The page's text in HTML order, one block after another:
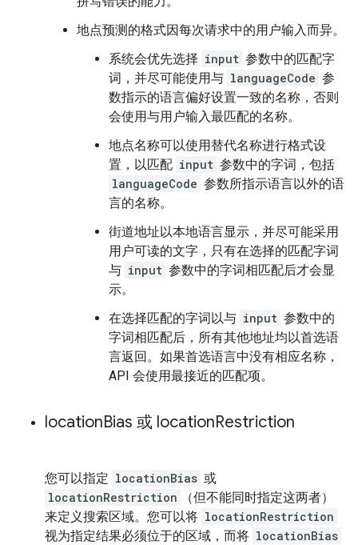
地点预测的格式因每次请求中的用户输入而异。
系统会优先选择 input 参数中的匹配字
词，并尽可能使用与 languageCode 参
数指示的语言偏好设置一致的名称，否则
会使用与用户输入最匹配的名称。
地点名称可以使用替代名称进行格式设
置，以匹配 input 参数中的字词，包括
languageCode 参数所指示语言以外的语
言的名称。
街道地址以本地语言显示，并尽可能采用
用户可读的文字，只有在选择的匹配字词
与 input 参数中的字词相匹配后才会显
示。
在选择匹配的字词以与 input 参数中的
字词相匹配后，所有其他地址均以首选语
言返回。如果首选语言中没有相应名称，
API 会使用最接近的匹配项。
locationBias 或 locationRestriction
您可以指定 locationBias 或
locationRestriction
（但不能同时指定这两者）
来定义搜索区域。您可以将 locationRestriction
视为指定结果必须位于的区域，而将 locationBias